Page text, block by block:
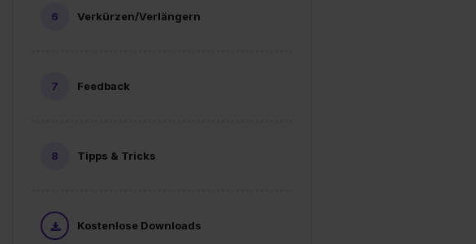
Verkürzen/Verlängern
Feedback
Tipps & Tricks
Kostenlose Downloads